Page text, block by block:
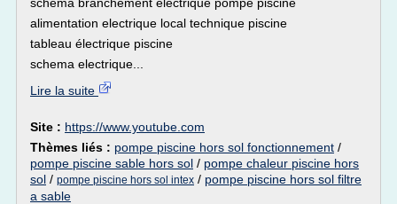
alimentation electrique local technique piscine
tableau électrique piscine
schema electrique...
Lire la suite
Site : https://www.youtube.com
Thèmes liés : pompe piscine hors sol fonctionnement /
pompe piscine sable hors sol / pompe chaleur piscine hors
sol / pompe piscine hors sol intex / pompe piscine hors sol filtre
a sable